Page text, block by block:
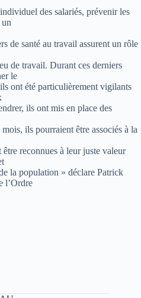
des salariés, prévenir les
de santé au travail assurent un rôle
de travail. Durant ces derniers
le
ont été particulièrement vigilants
ils ont mis en place des
ils pourraient être associés à la
reconnues à leur juste valeur
la population » déclare Patrick
l’Ordre